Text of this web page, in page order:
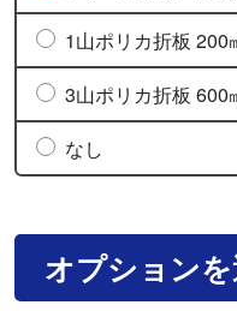
1山ポリカ折板 200
3山ポリカ折板 600
なし
オプション